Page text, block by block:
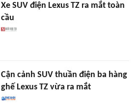
Xe SUV điện Lexus TZ ra mắt toàn
cầu
Cận cảnh SUV thuần điện ba hàng
ghế Lexus TZ vừa ra mắt